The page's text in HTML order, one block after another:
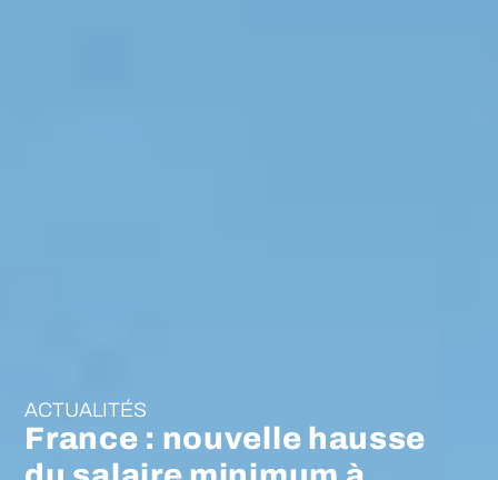
ACTUALITÉS
France : nouvelle hausse